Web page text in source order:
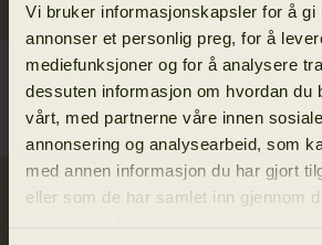
Vi bruker informasjonskapsler for å gi
annonser et personlig preg, for å
mediefunksjoner og for å analysere
dessuten informasjon om hvordan du
vårt, med partnerne våre innen
annonsering og analysearbeid, som
med annen informasjon du har gjort
eller som de har samlet inn gjennom
Pro Hunter Move 2.0 GTX
jakke
629.95 EUR
Pro
479.95
40Y Jubileum